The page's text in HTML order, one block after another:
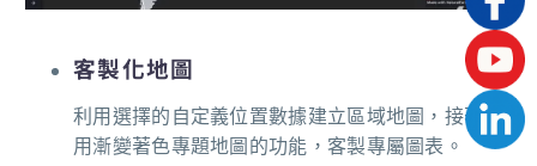
客製化地圖
利用選擇的自定義位置數據建立區域地圖，接著使
用漸變著色專題地圖的功能，客製專屬圖表。